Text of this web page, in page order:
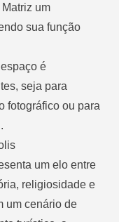
um
sua função
é
seja para
fotográfico ou para
um elo entre
religiosidade e
um cenário de